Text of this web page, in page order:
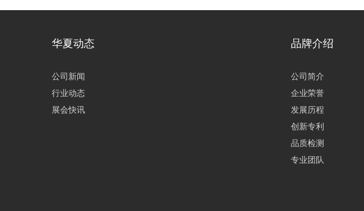
华夏动态
公司新闻
行业动态
展会快讯
品牌介绍
公司简介
企业荣誉
发展历程
创新专利
品质检测
专业团队